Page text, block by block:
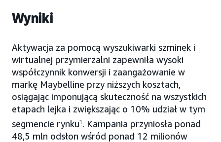
Wyniki
Aktywacja za pomocą wyszukiwarki szminek i
wirtualnej przymierzalni zapewniła wysoki
współczynnik konwersji i zaangażowanie w
markę Maybelline przy niższych kosztach,
osiągając imponującą skuteczność na wszystkich
etapach lejka i zwiększając o 10% udział w tym
segmencie rynku1 . Kampania przyniosła ponad
48,5 mln odsłon wśród ponad 12 milionów